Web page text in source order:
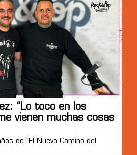
“Lo toco en los
vienen muchas cosas
de “El Nuevo Camino del